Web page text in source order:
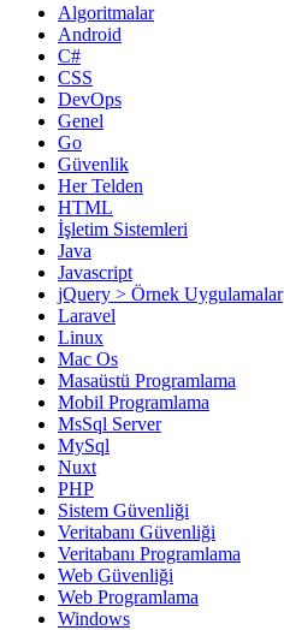
Algoritmalar
Android
C#
CSS
DevOps
Genel
Go
Güvenlik
Her Telden
HTML
İşletim Sistemleri
Java
Javascript
jQuery > Örnek Uygulamalar
Laravel
Linux
Mac Os
Masaüstü Programlama
Mobil Programlama
MsSql Server
MySql
Nuxt
PHP
Sistem Güvenliği
Veritabanı Güvenliği
Veritabanı Programlama
Web Güvenliği
Web Programlama
Windows